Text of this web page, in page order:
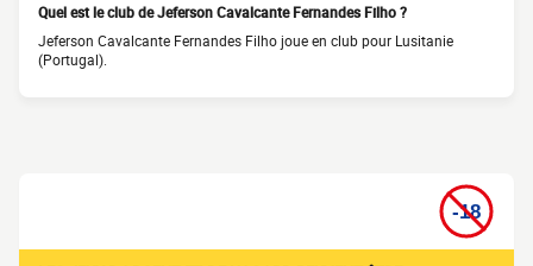
Quel est le club de Jeferson Cavalcante Fernandes Filho ?
Jeferson Cavalcante Fernandes Filho joue en club pour Lusitanie
(Portugal).